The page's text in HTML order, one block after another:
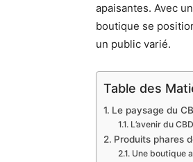
apaisantes. Avec
boutique se
un public varié.
Table des
Le paysage du
L’avenir du
Produits phares
Une boutique